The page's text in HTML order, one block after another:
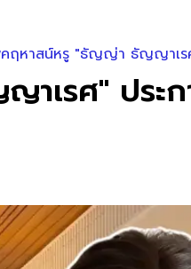
ฤหาสน์หรู "ธัญญ่า ธัญญาเร
รศ" ประก